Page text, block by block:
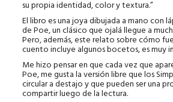
su propia identidad, color y textura.”
El libro es una joya dibujada a mano con
de Poe, un clásico que ojalá llegue a
Pero, además, este relato sobre cómo
cuento incluye algunos bocetos, es muy
Me hizo pensar en que cada vez que
Poe, me gusta la versión libre que los
circular a destajo y que pueden ser una
compartir luego de la lectura.